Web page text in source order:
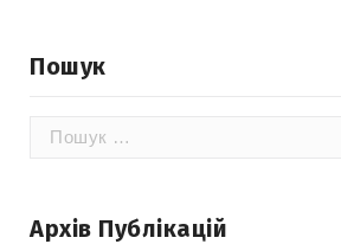
Пошук
Пошук:
Архів Публікацій